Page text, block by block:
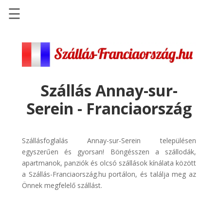
Szállások
Repülőjegy
pénzvisszatérítéssel
Discover
Cars
Transzfer
☰
Szállás Annay-sur-
Serein - Franciaország
Szállásfoglalás Annay-sur-Serein településen
egyszerűen és gyorsan! Böngésszen a szállodák,
apartmanok, panziók és olcsó szállások kínálata között
a Szállás-Franciaország.hu portálon, és találja meg az
Önnek megfelelő szállást.